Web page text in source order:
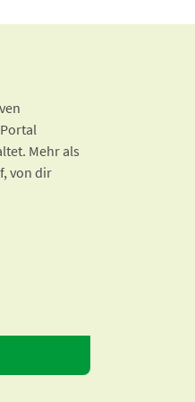
Mehr als
von dir